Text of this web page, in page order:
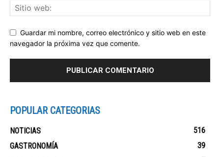
Guardar mi nombre, correo electrónico y sitio web en este
navegador la próxima vez que comente.
POPULAR CATEGORIAS
NOTICIAS
516
GASTRONOMÍA
39